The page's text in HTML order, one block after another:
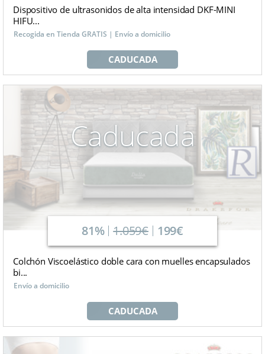
Dispositivo de ultrasonidos de alta intensidad DKF-MINI
HIFU...
Recogida en Tienda GRATIS | Envío a domicilio
CADUCADA
Caducada
81% 1.059€ 199€
Colchón Viscoelástico doble cara con muelles encapsulados
bi...
Envío a domicilio
CADUCADA